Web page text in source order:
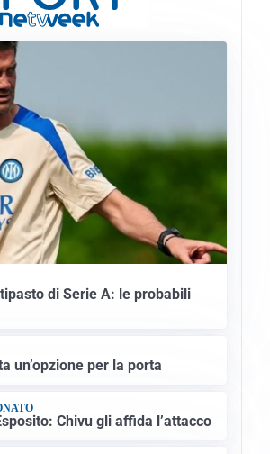
di Serie A: le probabili
un’opzione per la porta
Chivu gli affida l’attacco